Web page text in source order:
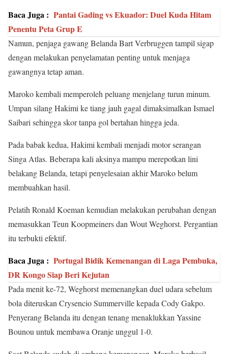
Baca Juga : Pantai Gading vs Ekuador: Duel Kuda Hitam
Penentu Peta Grup E
Namun, penjaga gawang Belanda Bart Verbruggen tampil sigap
dengan melakukan penyelamatan penting untuk menjaga
gawangnya tetap aman.
Maroko kembali memperoleh peluang menjelang turun minum.
Umpan silang Hakimi ke tiang jauh gagal dimaksimalkan Ismael
Saibari sehingga skor tanpa gol bertahan hingga jeda.
Pada babak kedua, Hakimi kembali menjadi motor serangan
Singa Atlas. Beberapa kali aksinya mampu merepotkan lini
belakang Belanda, tetapi penyelesaian akhir Maroko belum
membuahkan hasil.
Pelatih Ronald Koeman kemudian melakukan perubahan dengan
memasukkan Teun Koopmeiners dan Wout Weghorst. Pergantian
itu terbukti efektif.
Baca Juga : Portugal Bidik Kemenangan di Laga Pembuka,
DR Kongo Siap Beri Kejutan
Pada menit ke-72, Weghorst memenangkan duel udara sebelum
bola diteruskan Crysencio Summerville kepada Cody Gakpo.
Penyerang Belanda itu dengan tenang menaklukkan Yassine
Bounou untuk membawa Oranje unggul 1-0.